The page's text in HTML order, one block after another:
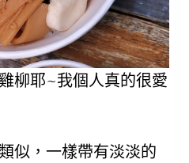
柳耶~我個人真的很愛
似，一樣帶有淡淡的